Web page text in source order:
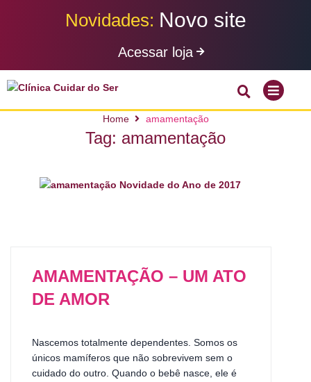
Novidades: Novo site
Acessar loja
Home amamentação
Tag: amamentação
AMAMENTAÇÃO – UM ATO
DE AMOR
Nascemos totalmente dependentes. Somos os
únicos mamíferos que não sobrevivem sem o
cuidado do outro. Quando o bebê nasce, ele é